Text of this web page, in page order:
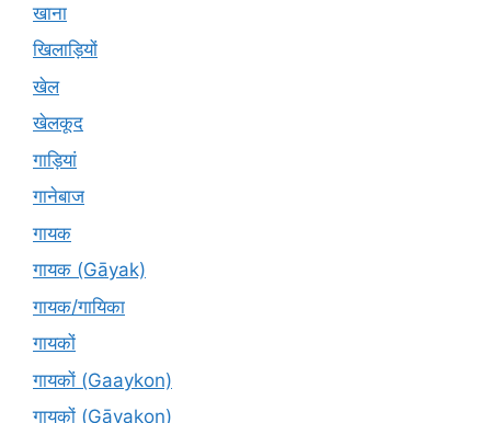
खाना
खिलाड़ियों
खेल
खेलकूद
गाड़ियां
गानेबाज
गायक
गायक (Gāyak)
गायक/गायिका
गायकों
गायकों (Gaaykon)
गायकों (Gāyakon)